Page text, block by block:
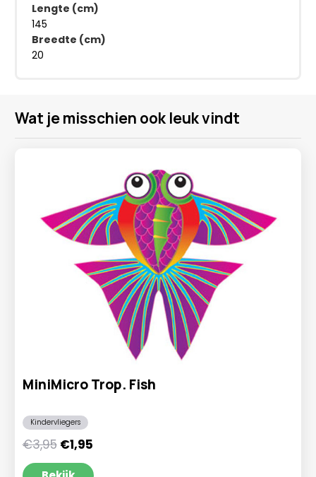
Lengte (cm)
145
Breedte (cm)
20
Wat je misschien ook leuk vindt
MiniMicro Trop. Fish
Kindervliegers
€3,95 Oorspronkelijke
prijs
€1,95Huidige